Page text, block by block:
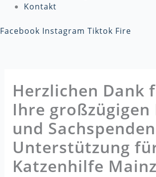
Kontakt
Facebook Instagram Tiktok Fire
Herzlichen Dank
Ihre großzügigen
und
Unterstützung
Katzenhilfe